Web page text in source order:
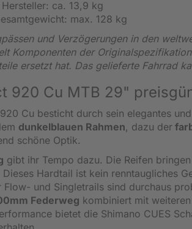
ca. 13,9 kg
max. 128 kg
und Verzögerungen in den
Komponenten der
ersetzt hat. Das gelieferte Fahrrad
920 Cu MTB 29"
Cu besticht durch sein elegantes
dunkelblauen Rahmen, dazu der
schöne Optik.
gibt ihr Tempo dazu. Die Reifen
Hardtail ist kein renntaugliches
Flow- und Singletrails sind durchaus
Federweg kombiniert mit
bietet die Shimano CUES